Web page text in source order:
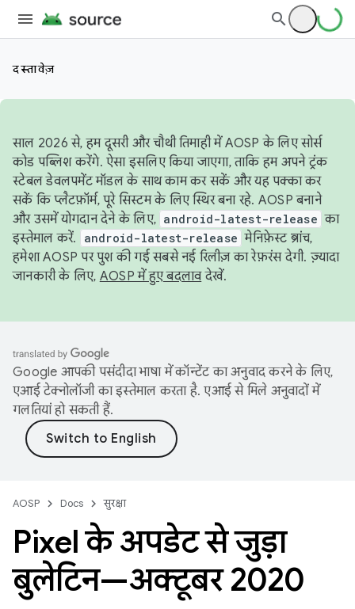
दस्तावेज़
साल 2026 से, हम दूसरी और चौथी तिमाही में AOSP के लिए सोर्स
कोड पब्लिश करेंगे. ऐसा इसलिए किया जाएगा, ताकि हम अपने ट्रंक
स्टेबल डेवलपमेंट मॉडल के साथ काम कर सकें और यह पक्का कर
सकें कि प्लैटफ़ॉर्म, पूरे सिस्टम के लिए स्थिर बना रहे. AOSP बनाने
और उसमें योगदान देने के लिए, android-latest-release का
इस्तेमाल करें.
android-latest-release मेनिफ़ेस्ट ब्रांच,
हमेशा AOSP पर पुश की गई सबसे नई रिलीज़ का रेफ़रंस देगी. ज़्यादा
जानकारी के लिए, AOSP में हुए बदलावदेखें.
Google आपकी पसंदीदा भाषा में कॉन्टेंट का अनुवाद करने के लिए,
एआई टेक्नोलॉजी का इस्तेमाल करता है. एआई से मिले अनुवादों में
गलतियां हो सकती हैं.
AOSP Docs सुरक्षा
Pixel के अपडेट से जुड़ा
बुलेटिन—अक्टूबर 2020